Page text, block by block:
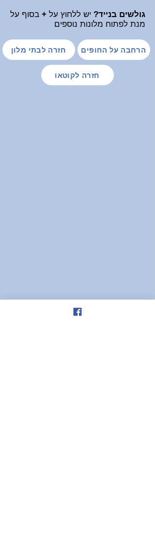
גולשים בנייד? יש ללחוץ על + בסוף על
מנת לפתוח מלונות נוספים
חזרה לבתי מלון הרחבה על החופים
חזרה לקוטאו